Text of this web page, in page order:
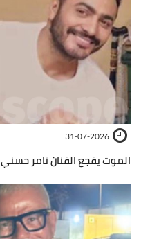
31-07-2026
الموت يفجع الفنان تامر حسني